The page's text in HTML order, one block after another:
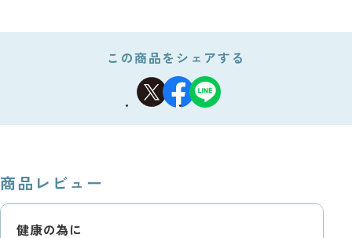
この商品をシェアする
商品レビュー
健康の為に